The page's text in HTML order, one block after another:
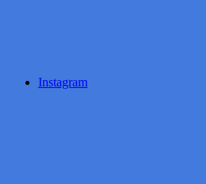
Instagram